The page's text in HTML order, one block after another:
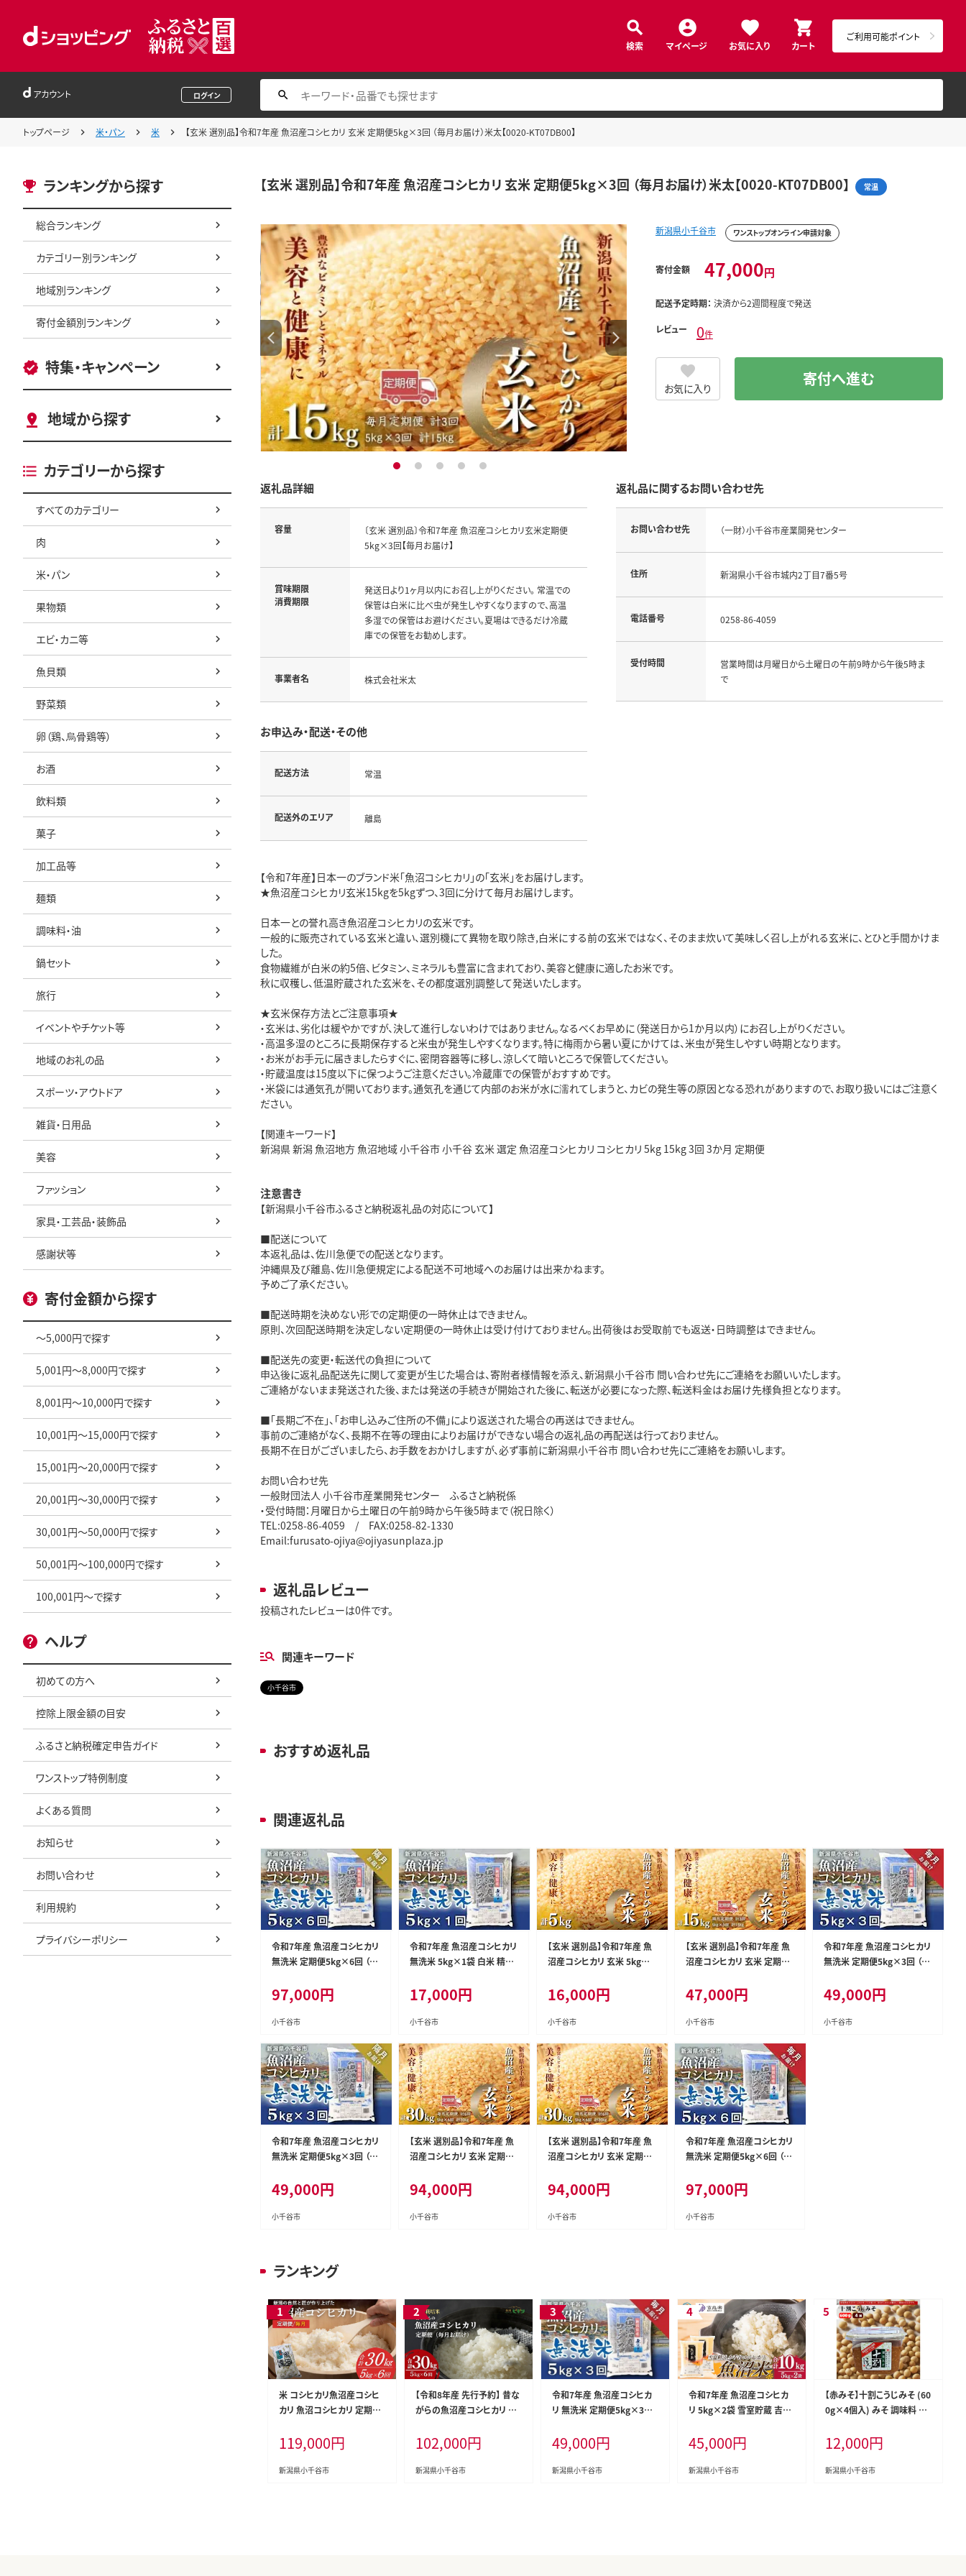
検索 マイページ お気に入り カート
ご利用可能ポイント
アカウント ログイン
トップページ 米・パン 米 【玄米 選別品】令和7年産 魚沼産コシヒカリ 玄米 定期便5kg×3回 （毎月お届け）米太【0020-KT07DB00】
ランキングから探す
総合ランキング
カテゴリー別ランキング
地域別ランキング
寄付金額別ランキング
特集・キャンペーン
地域から探す
カテゴリーから探す
すべてのカテゴリー
肉
米・パン
果物類
エビ・カニ等
魚貝類
野菜類
卵（鶏、烏骨鶏等）
お酒
飲料類
菓子
加工品等
麺類
調味料・油
鍋セット
旅行
イベントやチケット等
地域のお礼の品
スポーツ・アウトドア
雑貨・日用品
美容
ファッション
家具・工芸品・装飾品
感謝状等
寄付金額から探す
～5,000円で探す
5,001円～8,000円で探す
8,001円～10,000円で探す
10,001円～15,000円で探す
15,001円～20,000円で探す
20,001円～30,000円で探す
30,001円～50,000円で探す
50,001円～100,000円で探す
100,001円～で探す
ヘルプ
初めての方へ
控除上限金額の目安
ふるさと納税確定申告ガイド
ワンストップ特例制度
よくある質問
お知らせ
お問い合わせ
利用規約
プライバシーポリシー
【玄米 選別品】令和7年産 魚沼産コシヒカリ 玄米 定期便5kg×3回 （毎月お届け）米太【0020-KT07DB00】 常温
1 2 3 4 5
新潟県小千谷市 ワンストップオンライン申請対象
寄付金額 47,000円
配送予定時期： 決済から2週間程度で発送
レビュー 0件
お気に入り 寄付へ進む
返礼品詳細
容量
〔玄米 選別品〕令和7年産 魚沼産コシヒカリ玄米定期便
5kg×3回【毎月お届け】
賞味期限
消費期限
発送日より1ヶ月以内にお召し上がりください。 常温での
保管は白米に比べ虫が発生しやすくなりますので、高温
多湿での保管はお避けください。夏場はできるだけ冷蔵
庫での保管をお勧めします。
事業者名 株式会社米太
お申込み・配送・その他
配送方法 常温
配送外のエリア 離島
返礼品に関するお問い合わせ先
お問い合わせ先 （一財）小千谷市産業開発センター
住所 新潟県小千谷市城内2丁目7番5号
電話番号 0258-86-4059
受付時間
営業時間は月曜日から土曜日の午前9時から午後5時ま
で
【令和7年産】日本一のブランド米「魚沼コシヒカリ」の「玄米」をお届けします。
★魚沼産コシヒカリ玄米15kgを5kgずつ、3回に分けて毎月お届けします。
日本一との誉れ高き魚沼産コシヒカリの玄米です。
一般的に販売されている玄米と違い、選別機にて異物を取り除き,白米にする前の玄米ではなく、そのまま炊いて美味しく召し上がれる玄米に、とひと手間かけま
した。
食物繊維が白米の約5倍、ビタミン、ミネラルも豊富に含まれており、美容と健康に適したお米です。
秋に収穫し、低温貯蔵された玄米を、その都度選別調整して発送いたします。
★玄米保存方法とご注意事項★
・玄米は、劣化は緩やかですが、決して進行しないわけではありません。なるべくお早めに（発送日から1か月以内）にお召し上がりください。
・高温多湿のところに長期保存すると米虫が発生しやすくなります。特に梅雨から暑い夏にかけては、米虫が発生しやすい時期となります。
・お米がお手元に届きましたらすぐに、密閉容器等に移し、涼しくて暗いところで保管してください。
・貯蔵温度は15度以下に保つようご注意ください。冷蔵庫での保管がおすすめです。
・米袋には通気孔が開いております。通気孔を通じて内部のお米が水に濡れてしまうと、カビの発生等の原因となる恐れがありますので、お取り扱いにはご注意く
ださい。
【関連キーワード】
新潟県 新潟 魚沼地方 魚沼地域 小千谷市 小千谷 玄米 選定 魚沼産コシヒカリ コシヒカリ 5kg 15kg 3回 3か月 定期便
注意書き
【新潟県小千谷市ふるさと納税返礼品の対応について】
■配送について
本返礼品は、佐川急便での配送となります。
沖縄県及び離島、佐川急便規定による配送不可地域へのお届けは出来かねます。
予めご了承ください。
■配送時期を決めない形での定期便の一時休止はできません。
原則、次回配送時期を決定しない定期便の一時休止は受け付けておりません。出荷後はお受取前でも返送・日時調整はできません。
■配送先の変更・転送代の負担について
申込後に返礼品配送先に関して変更が生じた場合は、寄附者様情報を添え、新潟県小千谷市 問い合わせ先にご連絡をお願いいたします。
ご連絡がないまま発送された後、または発送の手続きが開始された後に、転送が必要になった際、転送料金はお届け先様負担となります。
■「長期ご不在」、「お申し込みご住所の不備」により返送された場合の再送はできません。
事前のご連絡がなく、長期不在等の理由によりお届けができない場合の返礼品の再配送は行っておりません。
長期不在日がございましたら、お手数をおかけしますが、必ず事前に新潟県小千谷市 問い合わせ先にご連絡をお願いします。
お問い合わせ先
一般財団法人 小千谷市産業開発センター ふるさと納税係
・受付時間：月曜日から土曜日の午前9時から午後5時まで（祝日除く）
TEL:0258-86-4059 / FAX:0258-82-1330
Email:furusato-ojiya@ojiyasunplaza.jp
返礼品レビュー
投稿されたレビューは0件です。
関連キーワード
小千谷市
おすすめ返礼品
関連返礼品
令和7年産 魚沼産コシヒカリ
無洗米 定期便5kg×6回 （隔
DB00】
97,000円
小千谷市
令和7年産 魚沼産コシヒカリ
無洗米 5kg×1袋 白米 精米
17,000円
小千谷市
【玄米 選別品】令和7年産 魚
沼産コシヒカリ 玄米 5kg×1
16,000円
小千谷市
【玄米 選別品】令和7年産 魚
沼産コシヒカリ 玄米 定期便
太【0020-KT08DB00】
47,000円
小千谷市
令和7年産 魚沼産コシヒカリ
無洗米 定期便5kg×3回 （毎
DB00】
49,000円
小千谷市
令和7年産 魚沼産コシヒカリ
無洗米 定期便5kg×3回 （隔
DB00】
49,000円
小千谷市
【玄米 選別品】令和7年産 魚
沼産コシヒカリ 玄米 定期便
太【0020-KT09DB00】
94,000円
小千谷市
【玄米 選別品】令和7年産 魚
沼産コシヒカリ 玄米 定期便
太【0020-KT10DB00】
94,000円
小千谷市
令和7年産 魚沼産コシヒカリ
無洗米 定期便5kg×6回 （毎
DB00】
97,000円
小千谷市
ランキング
米 コシヒカリ魚沼産コシヒ
カリ 魚沼コシヒカリ 定期便
届け 令和8年産 先行予約 精
米 共栄農工社 | 魚沼産こし
ひかり 魚沼こしひかり 新潟
119,000円
新潟県小千谷市
【令和8年産 先行予約】 昔な
がらの魚沼産コシヒカリ 精
農園ビギン 【0002-BN12DB
00-02】
102,000円
新潟県小千谷市
令和7年産 魚沼産コシヒカ
リ 無洗米 定期便5kg×3回
T02DB00】
49,000円
新潟県小千谷市
令和7年産 魚沼産コシヒカ
リ 5kg×2袋 雪室貯蔵 吉兆
45,000円
新潟県小千谷市
【赤みそ】十割こうじみそ (60
0g×4個入) みそ 調味料 山
12,000円
新潟県小千谷市